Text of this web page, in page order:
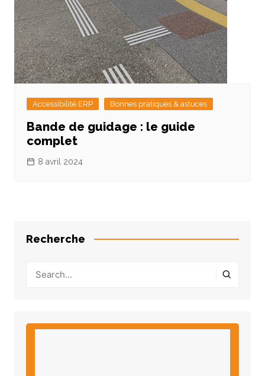
Accessibilité ERP Bonnes pratiques & astuces
Bande de guidage : le guide
complet
8 avril 2024
Recherche